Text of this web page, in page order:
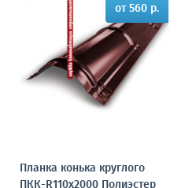
от 560 р.
Планка конька круглого